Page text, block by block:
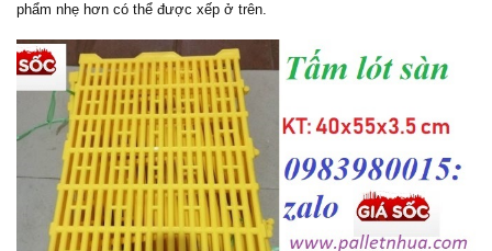
phẩm nhẹ hơn có thể được xếp ở trên.